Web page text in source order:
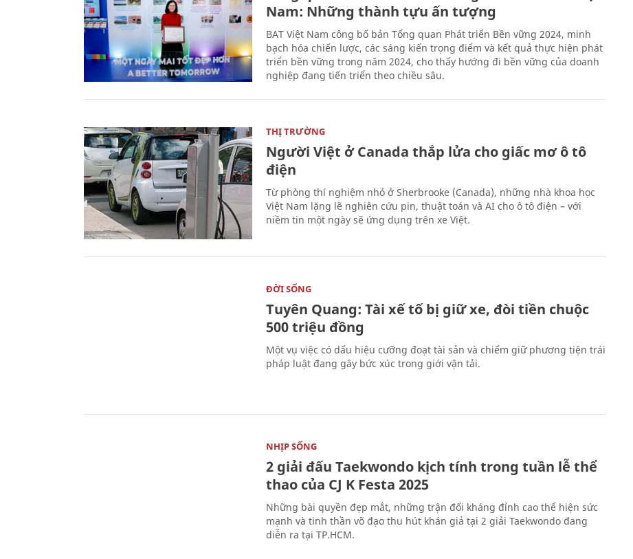
Nam: Những thành tựu ấn tượng
BAT Việt Nam công bố bản Tổng quan Phát triển Bền vững 2024, minh
bạch hóa chiến lược, các sáng kiến trọng điểm và kết quả thực hiện phát
triển bền vững trong năm 2024, cho thấy hướng đi bền vững của doanh
nghiệp đang tiến triển theo chiều sâu.
THỊ TRƯỜNG
Người Việt ở Canada thắp lửa cho giấc mơ ô tô
điện
Từ phòng thí nghiệm nhỏ ở Sherbrooke (Canada), những nhà khoa học
Việt Nam lặng lẽ nghiên cứu pin, thuật toán và AI cho ô tô điện – với
niềm tin một ngày sẽ ứng dụng trên xe Việt.
ĐỜI SỐNG
Tuyên Quang: Tài xế tố bị giữ xe, đòi tiền chuộc
500 triệu đồng
Một vụ việc có dấu hiệu cưỡng đoạt tài sản và chiếm giữ phương tiện trái
pháp luật đang gây bức xúc trong giới vận tải.
NHỊP SỐNG
2 giải đấu Taekwondo kịch tính trong tuần lễ thể
thao của CJ K Festa 2025
Những bài quyền đẹp mắt, những trận đối kháng đỉnh cao thể hiện sức
mạnh và tinh thần võ đạo thu hút khán giả tại 2 giải Taekwondo đang
diễn ra tại TP.HCM.